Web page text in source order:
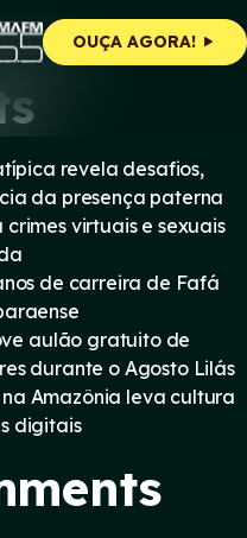
OUÇA AGORA!
revela desafios,
da presença paterna
virtuais e sexuais
de carreira de Fafá
aulão gratuito de
durante o Agosto Lilás
Amazônia leva cultura
digitais